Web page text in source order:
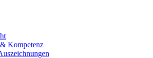
Kompetenz